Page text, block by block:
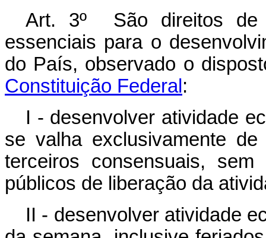
Art. 3º
São direitos
essenciais para o
do País, observado o
Constituição Federal :
I - desenvolver atividade
se valha exclusivamente
terceiros consensuais,
públicos de liberação da
II - desenvolver atividade